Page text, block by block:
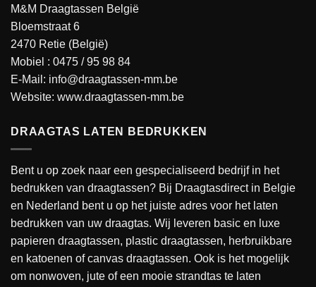
M&M Draagtassen België
Bloemstraat 6
2470 Retie (België)
Mobiel : 0475 / 95 98 84
E-Mail: info@draagtassen-mm.be
Website: www.draagtassen-mm.be
DRAAGTAS LATEN BEDRUKKEN
Bent u op zoek naar een gespecialiseerd bedrijf in het
bedrukken van draagtassen? Bij Draagtasdirect in Belgie
en Nederland bent u op het juiste adres voor het laten
bedrukken van uw draagtas. Wij leveren basic en luxe
papieren draagtassen, plastic draagtassen, herbruikbare
en katoenen of canvas draagtassen. Ook is het mogelijk
om nonwoven, jute of een mooie strandtas te laten